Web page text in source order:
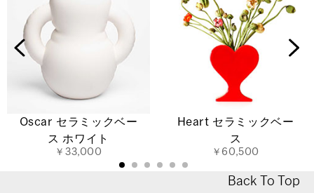
Oscar セラミックベー
ス ホワイト
￥33,000
Heart セラミックベー
ス
￥60,500
Back To Top